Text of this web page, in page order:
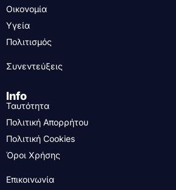
Οικονομία
Υγεία
Πολιτισμός
Συνεντεύξεις
Info
Ταυτότητα
Πολιτική Απορρήτου
Πολιτική Cookies
Όροι Χρήσης
Επικοινωνία